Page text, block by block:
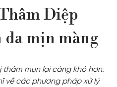
Diệp
mịn màng
thâm mụn lại càng khó hơn.
về các phương pháp xử lý